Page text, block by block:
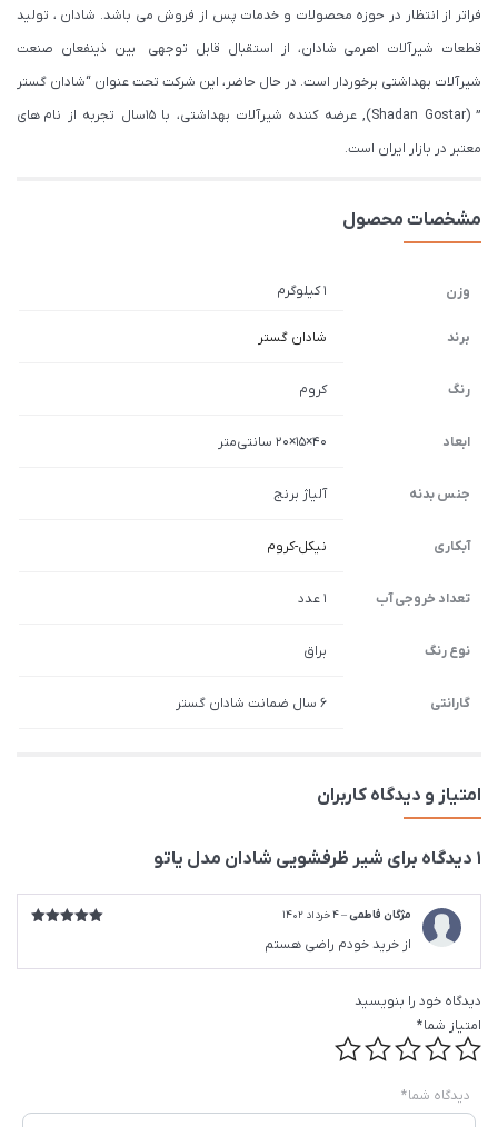
فراتر از انتظار در حوزه محصولات و خدمات پس از فروش می باشد. شادان ، تولید
قطعات شیرآلات اهرمی شادان، از استقبال قابل توجهی بین ذینفعان صنعت
شیرآلات بهداشتی برخوردار است. در حال حاضر، این شرکت تحت عنوان “شادان گستر
” (Shadan Gostar), عرضه کننده شیرآلات بهداشتی، با ۱۵سال تجربه از نام های
معتبر در بازار ایران است.
مشخصات محصول
وزن 1 کیلوگرم
برند شادان گستر
رنگ کروم
ابعاد 40×15×20 سانتی‌متر
جنس بدنه آلیاژ برنج
آبکاری نیکل-کروم
تعداد خروجی آب 1 عدد
نوع رنگ براق
گارانتی 6 سال ضمانت شادان گستر
امتیاز و دیدگاه کاربران
1 دیدگاه برای شیر ظرفشویی شادان مدل یاتو
مژگان فاطمی–4 خرداد 1402
از خرید خودم راضی هستم
دیدگاه خود را بنویسید
امتیاز شما*
دیدگاه شما*